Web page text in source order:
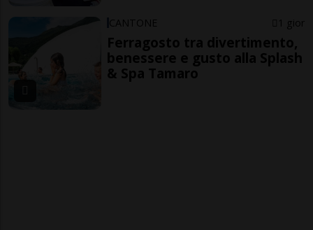
CANTONE 1 gior
Ferragosto tra divertimento,
benessere e gusto alla Splash
& Spa Tamaro